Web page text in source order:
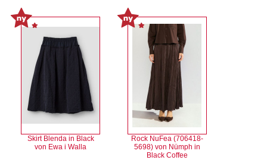
Skirt Blenda in Black
von Ewa i Walla
Rock NuFea (706418-
5698) von Nümph in
Black Coffee